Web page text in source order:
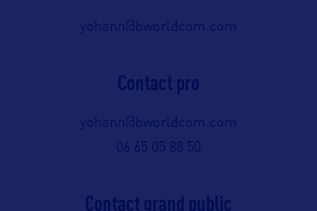
yohann@bworldcom.com
Contact pro
yohann@bworldcom.com
06 65 05 88 50
Contact grand public